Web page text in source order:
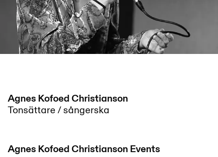
Agnes Kofoed Christianson
Tonsättare / sångerska
Agnes Kofoed Christianson Events